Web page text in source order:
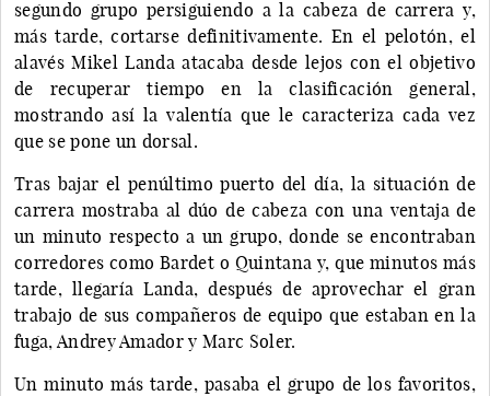
segundo grupo persiguiendo a la cabeza de carrera y,
más tarde, cortarse definitivamente. En el pelotón, el
alavés Mikel Landa atacaba desde lejos con el objetivo
de recuperar tiempo en la clasificación general,
mostrando así la valentía que le caracteriza cada vez
que se pone un dorsal.
Tras bajar el penúltimo puerto del día, la situación de
carrera mostraba al dúo de cabeza con una ventaja de
un minuto respecto a un grupo, donde se encontraban
corredores como Bardet o Quintana y, que minutos más
tarde, llegaría Landa, después de aprovechar el gran
trabajo de sus compañeros de equipo que estaban en la
fuga, Andrey Amador y Marc Soler.
Un minuto más tarde, pasaba el grupo de los favoritos,